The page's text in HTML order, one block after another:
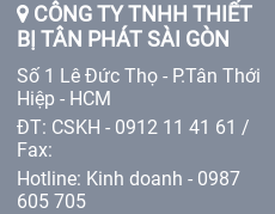
CÔNG TY TNHH THIẾT
BỊ TÂN PHÁT SÀI GÒN
Số 1 Lê Đức Thọ - P.Tân Thới
Hiệp - HCM
ĐT: CSKH - 0912 11 41 61 /
Fax:
Hotline: Kinh doanh - 0987
605 705